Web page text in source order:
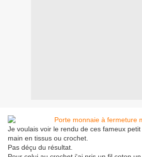
Je voulais voir le rendu de ces fameux
main en tissus ou crochet.
Pas déçu du résultat.